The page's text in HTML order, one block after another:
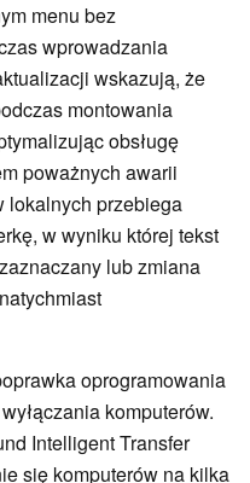
menu bez
wprowadzania
wskazują, że
montowania
obsługę
poważnych awarii
lokalnych przebiega
w wyniku której tekst
lub zmiana
oprogramowania
komputerów.
Intelligent Transfer
się komputerów na kilka